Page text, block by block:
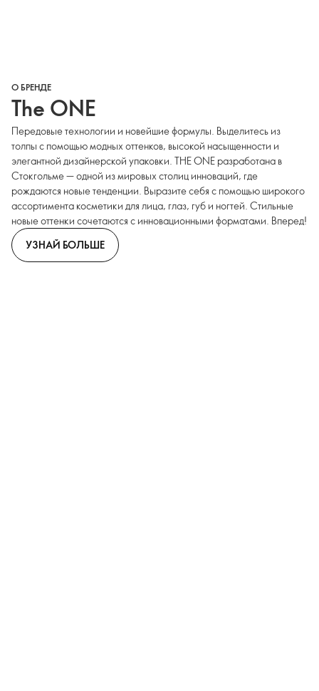
О БРЕНДЕ
The ONE
Передовые технологии и новейшие формулы. Выделитесь из
толпы с помощью модных оттенков, высокой насыщенности и
элегантной дизайнерской упаковки. THE ONE разработана в
Стокгольме — одной из мировых столиц инноваций, где
рождаются новые тенденции. Выразите себя с помощью широкого
ассортимента косметики для лица, глаз, губ и ногтей. Стильные
новые оттенки сочетаются с инновационными форматами. Вперед!
УЗНАЙ БОЛЬШЕ